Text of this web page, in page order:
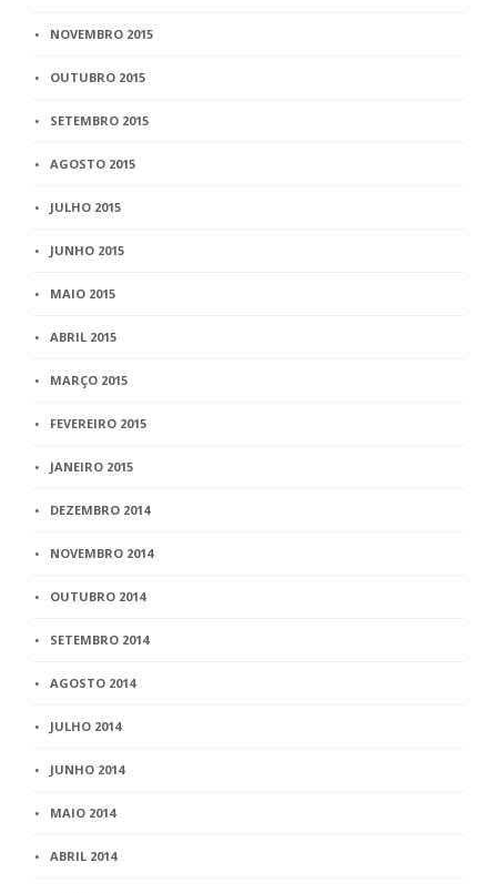
NOVEMBRO 2015
OUTUBRO 2015
SETEMBRO 2015
AGOSTO 2015
JULHO 2015
JUNHO 2015
MAIO 2015
ABRIL 2015
MARÇO 2015
FEVEREIRO 2015
JANEIRO 2015
DEZEMBRO 2014
NOVEMBRO 2014
OUTUBRO 2014
SETEMBRO 2014
AGOSTO 2014
JULHO 2014
JUNHO 2014
MAIO 2014
ABRIL 2014